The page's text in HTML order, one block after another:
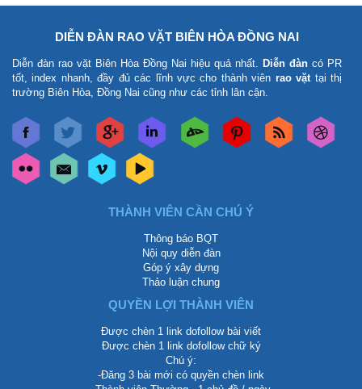
DIỄN ĐÀN RAO VẶT BIÊN HÒA ĐỒNG NAI
Diễn đàn rao vặt Biên Hòa Đồng Nai hiệu quả nhất. Diễn đàn có PR
tốt, index nhanh, đầy đủ các lĩnh vực cho thành viên rao vặt tại thị
trường Biên Hòa, Đồng Nai cũng như các tỉnh lân cận.
THÀNH VIÊN CẦN CHÚ Ý
Thông báo BQT
Nội quy diễn đàn
Góp ý xây dựng
Thảo luận chung
QUYỀN LỢI THÀNH VIÊN
Được chèn 1 link dofollow bài viết
Được chèn 1 link dofollow chữ ký
Chú ý:
-Đăng 3 bài mới có quyền chèn link